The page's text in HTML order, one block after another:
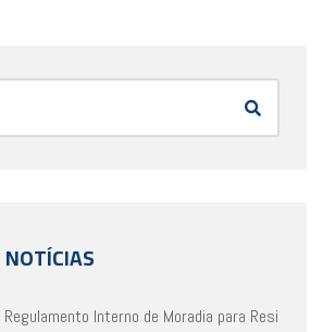
Regulamento Interno de Moradia para Resi